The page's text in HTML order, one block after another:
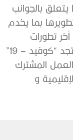
بالجوانب
بما يخدم
تطورات
ومستجدات جائحة فيروس كورونا المستجد “كوفيد – 19”
العمل المشترك
و